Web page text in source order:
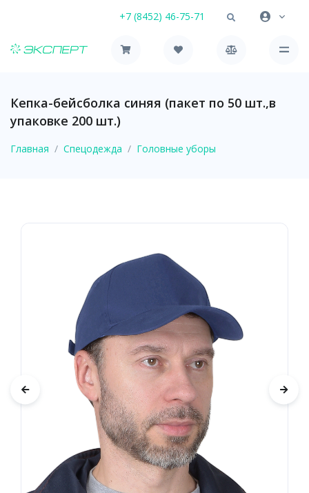
+7 (8452) 46-75-71
Кепка-бейсболка синяя (пакет по 50 шт.,в
упаковке 200 шт.)
Главная Спецодежда Головные уборы